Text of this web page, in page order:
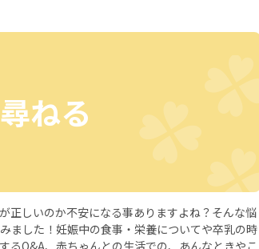
尋ねる
正しいのか不安になる事ありますよね？そんな悩
ました！妊娠中の食事・栄養についてや卒乳の時
るQ&A、赤ちゃんとの生活での、あんなときやこ